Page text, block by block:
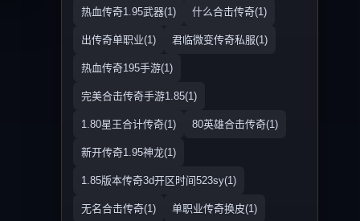
热血传奇1.95武器(1) 什么合击传奇(1)
出传奇单职业(1) 君临微变传奇私服(1)
热血传奇195手游(1)
完美合击传奇手游1.85(1)
1.80星王合计传奇(1) 80英雄合击传奇(1)
新开传奇1.95神龙(1)
1.85版本传奇3d开区时间523sy(1)
无名合击传奇(1) 单职业传奇换皮(1)